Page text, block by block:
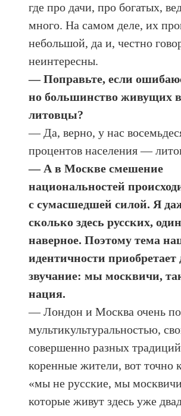
где про дачи, про богатых,
много. На самом деле, их
небольшой, да и, честно
неинтересны.
— Поправьте, если
но большинство живущих
литовцы?
— Да, верно, у нас
процентов населения —
— А в Москве смешение
национальностей
с сумасшедшей силой. Я
сколько здесь русских,
наверное. Поэтому тема
идентичности приобретает
звучание: мы москвичи,
нация.
— Лондон и Москва очень
мультикультуральностью,
совершенно разных
коренные жители, вот точно
«мы не русские, мы
которые живут здесь уже